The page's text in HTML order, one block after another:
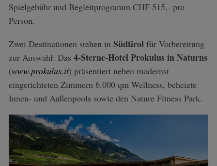
Spielgebühr und Begleitprogramm CHF 515,- pro
Person.
Zwei Destinationen stehen in Südtirol für Vorbereitung
zur Auswahl: Das 4-Sterne-Hotel Prokulus in Naturns
(www.prokulus.it) präsentiert neben modernst
eingerichteten Zimmern 6.000 qm Wellness, beheizte
Innen- und Außenpools sowie den Nature Fitness Park.